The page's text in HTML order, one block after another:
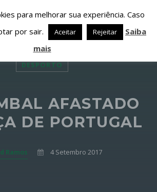
NESTE WEBSITE:
ESTA PÁGINA EM:
Twitter
DESPORTO
AFASTADO
DE PORTUGAL
Ramos 4 Setembro 2017
para melhorar sua experiência. Caso
por sair.
Aceitar Rejeitar
Saiba
mais